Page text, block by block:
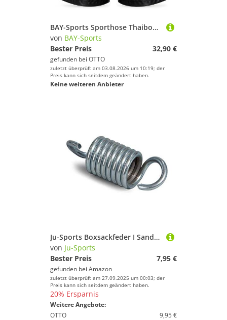
BAY-Sports Sporthose Thaiboxhose REMY Muay Thai Hose Shorts Thaiboxen MMA kurz Kickboxen kurze, leichte, locker sitzende Trainingshose, Schwarz/Gold
von BAY-Sports
Bester Preis
32,90 €
gefunden bei OTTO
zuletzt überprüft am 03.08.2026 um 10:19; der
Preis kann sich seitdem geändert haben.
Keine weiteren Anbieter
Ju-Sports Boxsackfeder I Sandsackfeder aus Metall I Um den Sandsack beim Boxtraining perfekt abzufedern I Ca. 11 cm Gesamtlänge I 3,5 cm Durchmesser
von Ju-Sports
Bester Preis
7,95 €
gefunden bei Amazon
zuletzt überprüft am 27.09.2025 um 00:03; der
Preis kann sich seitdem geändert haben.
20% Ersparnis
Weitere Angebote:
OTTO
9,95 €